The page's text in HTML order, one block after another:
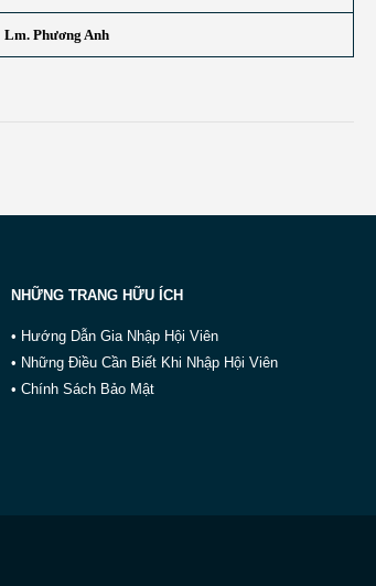
Lm. Phương Anh
NHỮNG TRANG HỮU ÍCH
• Hướng Dẫn Gia Nhập Hội Viên
• Những Điều Cần Biết Khi Nhập Hội Viên
• Chính Sách Bảo Mật